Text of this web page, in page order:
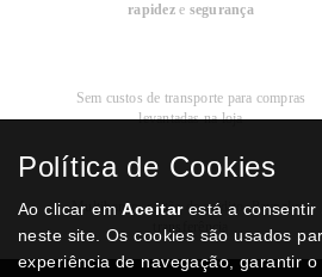
rapideze segurança
Sem custos de transporte para compras
levantadas na loja
Modos dePagamento
Multibanco, cartão de crédito, Paypal ou
transferência
Política de Cookies
Ao clicar emAceitarestá a consentir
neste site. Os cookies são usados
experiência de navegação, garantir